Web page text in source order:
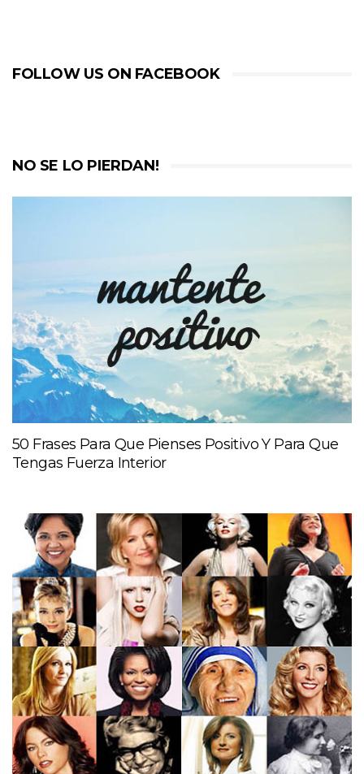
FOLLOW US ON FACEBOOK
NO SE LO PIERDAN!
50 Frases Para Que Pienses Positivo Y Para Que
Tengas Fuerza Interior